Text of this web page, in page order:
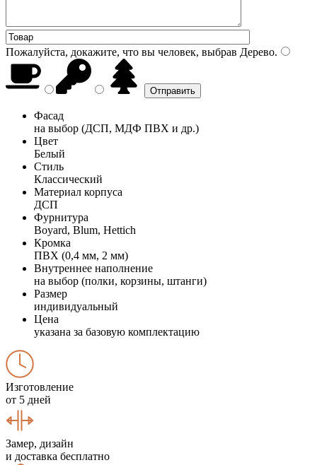
Пожалуйста, докажите, что вы человек, выбрав Дерево.
Фасад
на выбор (ДСП, МДФ ПВХ и др.)
Цвет
Белый
Стиль
Классический
Материал корпуса
ДСП
Фурнитура
Boyard, Blum, Hettich
Кромка
ПВХ (0,4 мм, 2 мм)
Внутреннее наполнение
на выбор (полки, корзины, штанги)
Размер
индивидуальный
Цена
указана за базовую комплектацию
Изготовление
от 5 дней
Замер, дизайн
и доставка бесплатно